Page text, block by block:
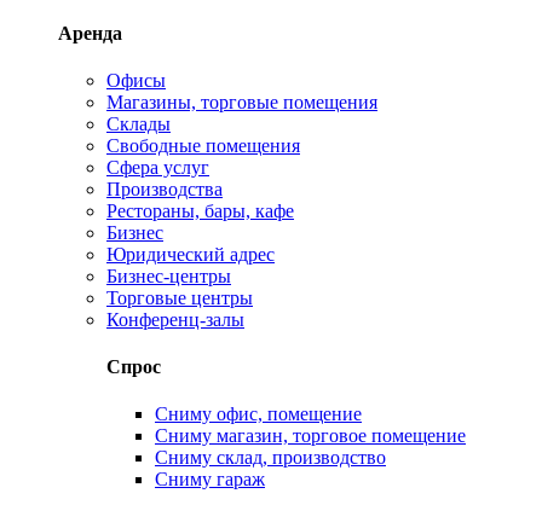
Аренда
Офисы
Магазины, торговые помещения
Склады
Свободные помещения
Сфера услуг
Производства
Рестораны, бары, кафе
Бизнес
Юридический адрес
Бизнес-центры
Торговые центры
Конференц-залы
Спрос
Сниму офис, помещение
Сниму магазин, торговое помещение
Сниму склад, производство
Сниму гараж